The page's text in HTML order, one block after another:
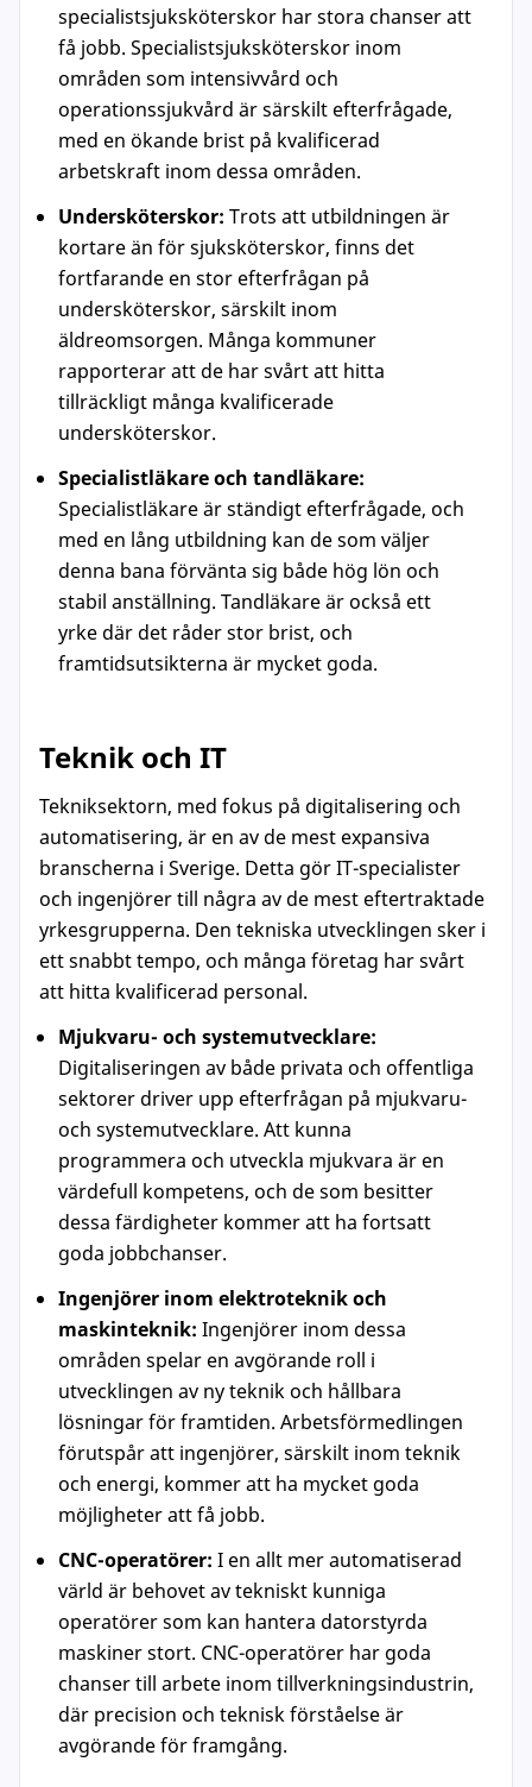
specialistsjuksköterskor har stora chanser att
få jobb. Specialistsjuksköterskor inom
områden som intensivvård och
operationssjukvård är särskilt efterfrågade,
med en ökande brist på kvalificerad
arbetskraft inom dessa områden.
Undersköterskor: Trots att utbildningen är
kortare än för sjuksköterskor, finns det
fortfarande en stor efterfrågan på
undersköterskor, särskilt inom
äldreomsorgen. Många kommuner
rapporterar att de har svårt att hitta
tillräckligt många kvalificerade
undersköterskor.
Specialistläkare och tandläkare:
Specialistläkare är ständigt efterfrågade, och
med en lång utbildning kan de som väljer
denna bana förvänta sig både hög lön och
stabil anställning. Tandläkare är också ett
yrke där det råder stor brist, och
framtidsutsikterna är mycket goda.
Teknik och IT
Tekniksektorn, med fokus på digitalisering och
automatisering, är en av de mest expansiva
branscherna i Sverige. Detta gör IT-specialister
och ingenjörer till några av de mest eftertraktade
yrkesgrupperna. Den tekniska utvecklingen sker i
ett snabbt tempo, och många företag har svårt
att hitta kvalificerad personal.
Mjukvaru- och systemutvecklare:
Digitaliseringen av både privata och offentliga
sektorer driver upp efterfrågan på mjukvaru-
och systemutvecklare. Att kunna
programmera och utveckla mjukvara är en
värdefull kompetens, och de som besitter
dessa färdigheter kommer att ha fortsatt
goda jobbchanser.
Ingenjörer inom elektroteknik och
maskinteknik: Ingenjörer inom dessa
områden spelar en avgörande roll i
utvecklingen av ny teknik och hållbara
lösningar för framtiden. Arbetsförmedlingen
förutspår att ingenjörer, särskilt inom teknik
och energi, kommer att ha mycket goda
möjligheter att få jobb.
CNC-operatörer: I en allt mer automatiserad
värld är behovet av tekniskt kunniga
operatörer som kan hantera datorstyrda
maskiner stort. CNC-operatörer har goda
chanser till arbete inom tillverkningsindustrin,
där precision och teknisk förståelse är
avgörande för framgång.